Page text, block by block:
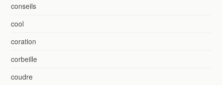
conseils
cool
coration
corbeille
coudre